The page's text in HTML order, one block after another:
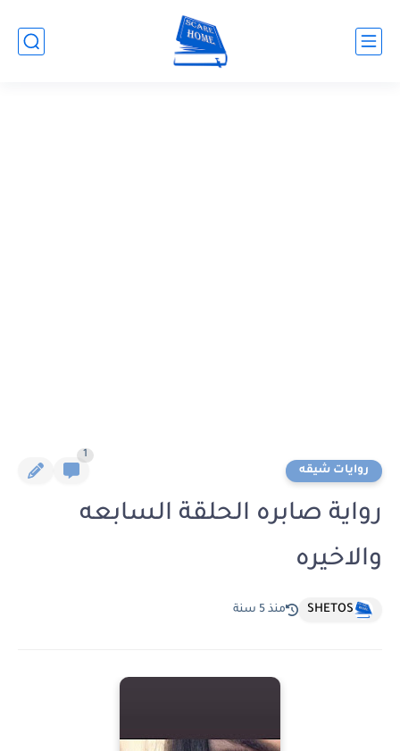
روايات شيقه
1
رواية صابره الحلقة السابعه
والاخيره
SHETOS منذ 5 سنة